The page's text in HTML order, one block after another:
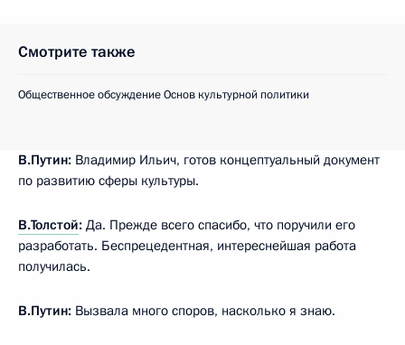
Смотрите также
Общественное обсуждение Основ культурной политики
В.Путин: Владимир Ильич, готов концептуальный документ
по развитию сферы культуры.
В.Толстой: Да. Прежде всего спасибо, что поручили его
разработать. Беспрецедентная, интереснейшая работа
получилась.
В.Путин: Вызвала много споров, насколько я знаю.